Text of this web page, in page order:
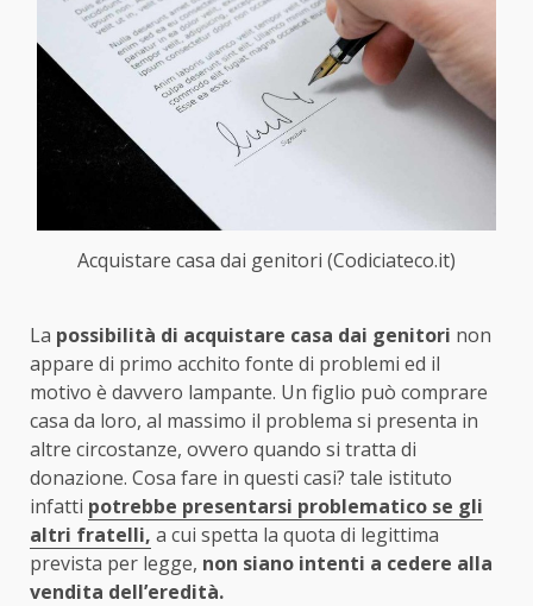
Acquistare casa dai genitori (Codiciateco.it)
La possibilità di acquistare casa dai genitori non
appare di primo acchito fonte di problemi ed il
motivo è davvero lampante. Un figlio può comprare
casa da loro, al massimo il problema si presenta in
altre circostanze, ovvero quando si tratta di
donazione. Cosa fare in questi casi? tale istituto
infatti potrebbe presentarsi problematico se gli
altri fratelli, a cui spetta la quota di legittima
prevista per legge, non siano intenti a cedere alla
vendita dell’eredità.